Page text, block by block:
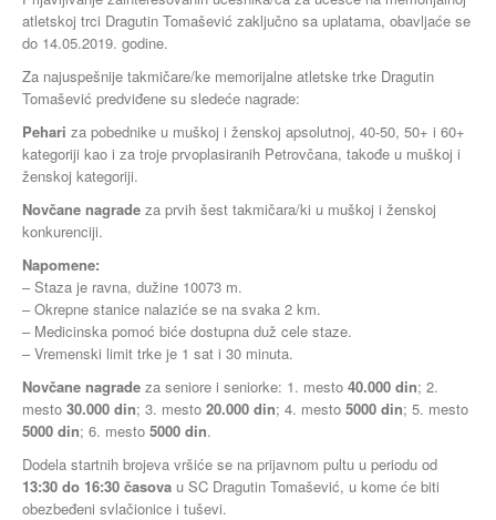
atletskoj trci Dragutin Tomašević zaključno sa uplatama, obavljaće se
do 14.05.2019. godine.
Za najuspešnije takmičare/ke memorijalne atletske trke Dragutin
Tomašević predviđene su sledeće nagrade:
Pehari za pobednike u muškoj i ženskoj apsolutnoj, 40-50, 50+ i 60+
kategoriji kao i za troje prvoplasiranih Petrovčana, takođe u muškoj i
ženskoj kategoriji.
Novčane nagrade za prvih šest takmičara/ki u muškoj i ženskoj
konkurenciji.
Napomene:
– Staza je ravna, dužine 10073 m.
– Okrepne stanice nalaziće se na svaka 2 km.
– Medicinska pomoć biće dostupna duž cele staze.
– Vremenski limit trke je 1 sat i 30 minuta.
Novčane nagrade za seniore i seniorke: 1. mesto 40.000 din; 2.
mesto 30.000 din; 3. mesto 20.000 din; 4. mesto 5000 din; 5. mesto
5000 din; 6. mesto 5000 din.
Dodela startnih brojeva vršiće se na prijavnom pultu u periodu od
13:30 do 16:30 časova u SC Dragutin Tomašević, u kome će biti
obezbeđeni svlačionice i tuševi.